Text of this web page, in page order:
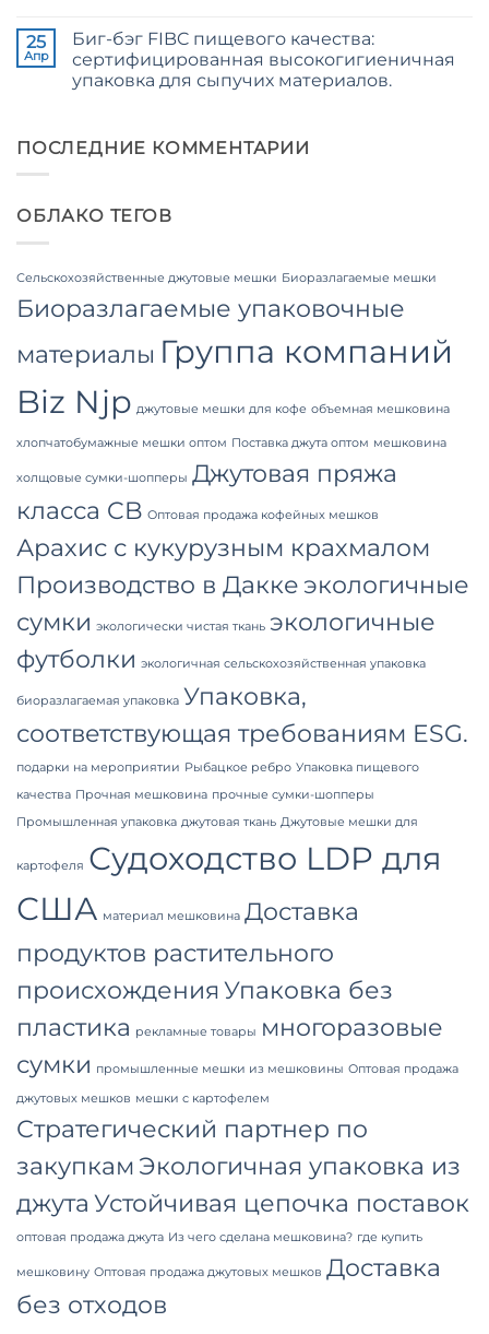
Weaving,
Packaging
and
Industrial
Applications
записи
Ultimate
Guide
to
Bags
a
Premier
in
25
Апр
Биг-бэг FIBC пищевого качества:
сертифицированная высокогигиеничная
упаковка для сыпучих материалов.
Food
Grade
High-
ПОСЛЕДНИЕ КОММЕНТАРИИ
ОБЛАКО ТЕГОВ
Сельскохозяйственные джутовые мешки Биоразлагаемые мешки
Биоразлагаемые упаковочные
материалы Группа компаний
Biz Njp джутовые мешки для кофе объемная мешковина
хлопчатобумажные мешки оптом Поставка джута оптом мешковина
холщовые сумки-шопперы Джутовая пряжа
класса CB Оптовая продажа кофейных мешков
Арахис с кукурузным крахмалом
Производство в Дакке экологичные
сумки экологически чистая ткань экологичные
футболки экологичная сельскохозяйственная упаковка
биоразлагаемая упаковка Упаковка,
соответствующая требованиям ESG.
подарки на мероприятии Рыбацкое ребро Упаковка пищевого
качества Прочная мешковина прочные сумки-шопперы
Промышленная упаковка джутовая ткань Джутовые мешки для
картофеля Судоходство LDP для
США материал мешковина Доставка
продуктов растительного
происхождения Упаковка без
пластика рекламные товары многоразовые
сумки промышленные мешки из мешковины Оптовая продажа
джутовых мешков мешки с картофелем
Стратегический партнер по
закупкам Экологичная упаковка из
джута Устойчивая цепочка поставок
оптовая продажа джута Из чего сделана мешковина? где купить
мешковину Оптовая продажа джутовых мешков Доставка
без отходов